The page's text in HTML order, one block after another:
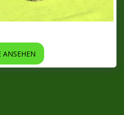
ANSEHEN